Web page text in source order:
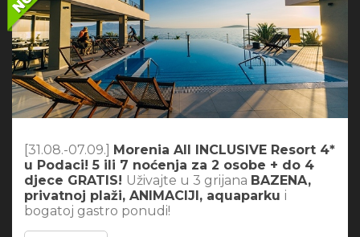
[31.08.-07.09.] Morenia All INCLUSIVE Resort 4*
u Podaci! 5 ili 7 noćenja za 2 osobe + do 4
djece GRATIS! Uživajte u 3 grijana BAZENA,
privatnoj plaži, ANIMACIJI, aquaparku i
bogatoj gastro ponudi!